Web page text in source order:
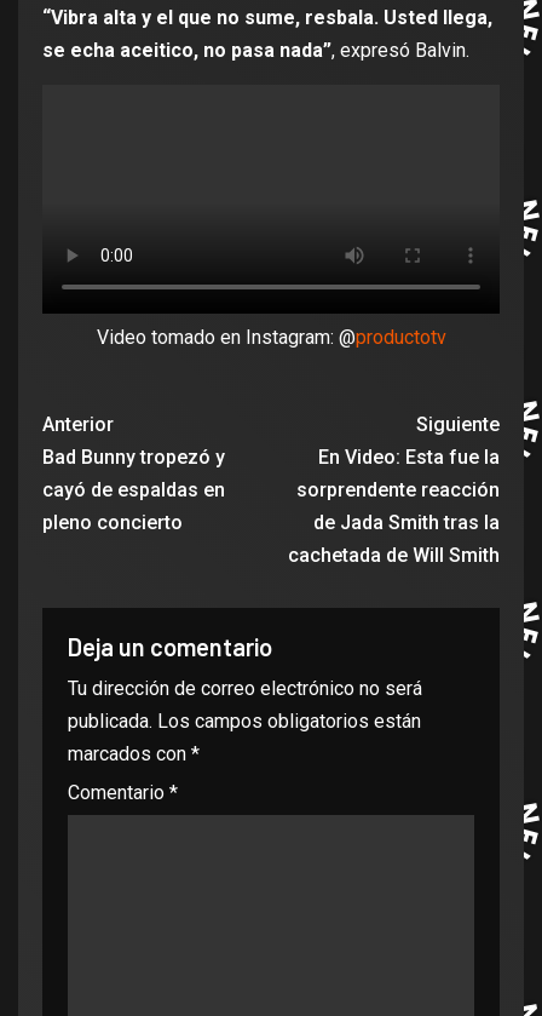
“Vibra alta y el que no sume, resbala. Usted llega,
se echa aceitico, no pasa nada”, expresó Balvin.
Video tomado en Instagram: @productotv
Anterior
Bad Bunny tropezó y
cayó de espaldas en
pleno concierto
Siguiente
En Video: Esta fue la
sorprendente reacción
de Jada Smith tras la
cachetada de Will Smith
Deja un comentario
Tu dirección de correo electrónico no será
publicada. Los campos obligatorios están
marcados con *
Comentario *